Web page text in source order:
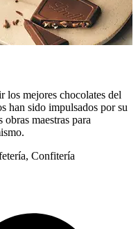
los mejores chocolates del
han sido impulsados por su
maestras para
Confitería